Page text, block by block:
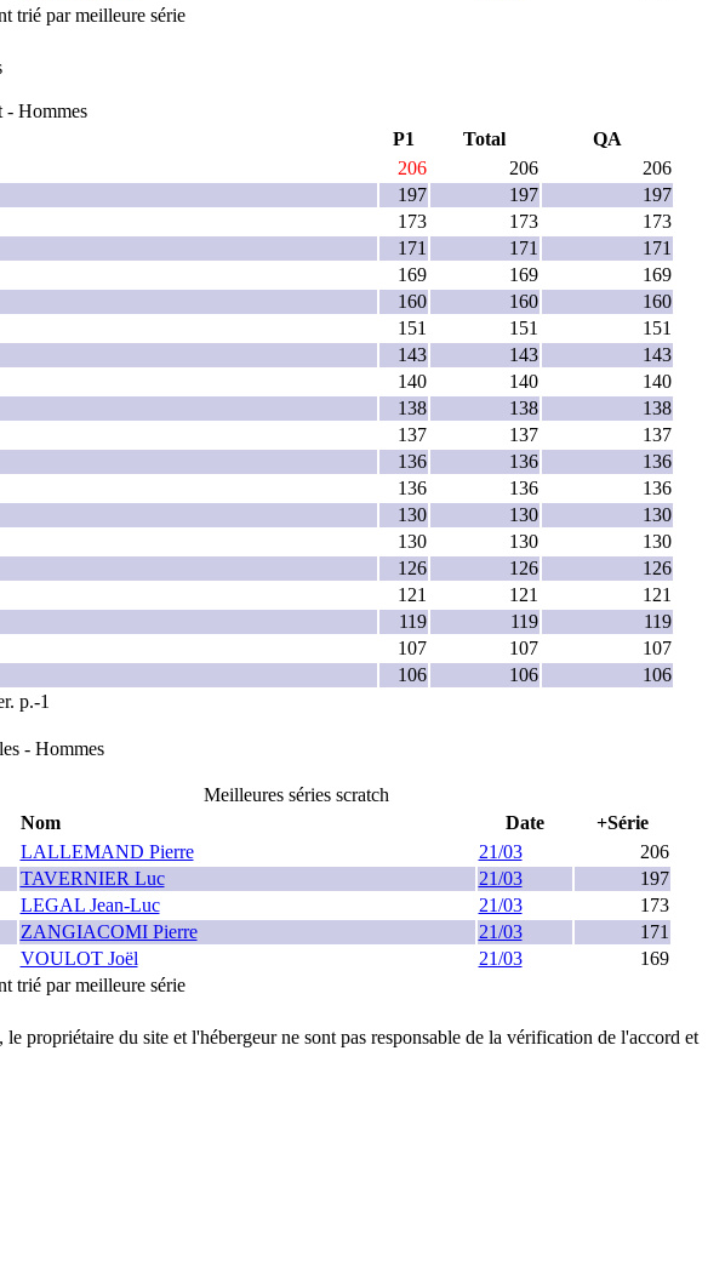
trié par meilleure série
- Hommes
P1 Total
QA
206 206
206
197 197
197
173 173
173
171 171
171
169 169
169
160 160
160
151 151
151
143 143
143
140 140
140
138 138
138
137 137
137
136 136
136
136 136
136
130 130
130
130 130
130
126 126
126
121 121
121
119 119
119
107 107
107
106 106
106
p.-1
- Hommes
Meilleures séries scratch
Nom Date
+Série
LALLEMAND Pierre 21/03
206
TAVERNIER Luc 21/03
197
LEGAL Jean-Luc 21/03
173
ZANGIACOMI Pierre 21/03
171
VOULOT Joël 21/03
169
trié par meilleure série
propriétaire du site et l'hébergeur ne sont pas responsable de la vérification de l'accord et